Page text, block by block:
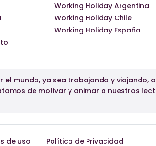
Working Holiday Argentina
Working Holiday Chile
Working Holiday España
mundo, ya sea trabajando y viajando,
de motivar y animar a nuestros
de uso Política de Privacidad